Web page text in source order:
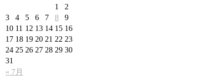
« 7月
1
2
3
4 5 6 7 8
9
10 11 12 13 14 15 16
17 18 19 20 21 22 23
24 25 26 27 28 29 30
31